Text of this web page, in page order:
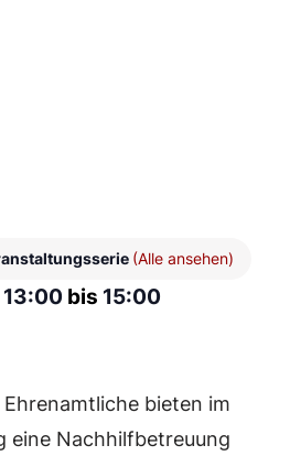
(Alle ansehen)
13:00 bis 15:00
bieten im
eine Nachhilfbetreuung